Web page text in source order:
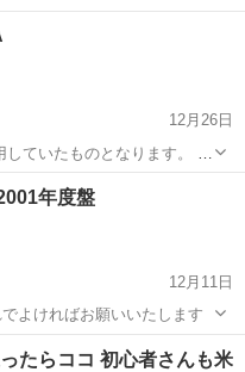
12月26日
ていたものとなります。 販
1月6日(火) ～ 9日(金) 販売
椅子、厨房機器類、雑...
年度盤
12月11日
よければお願いいたします
の神隠し
たらココ 初心者さんも米